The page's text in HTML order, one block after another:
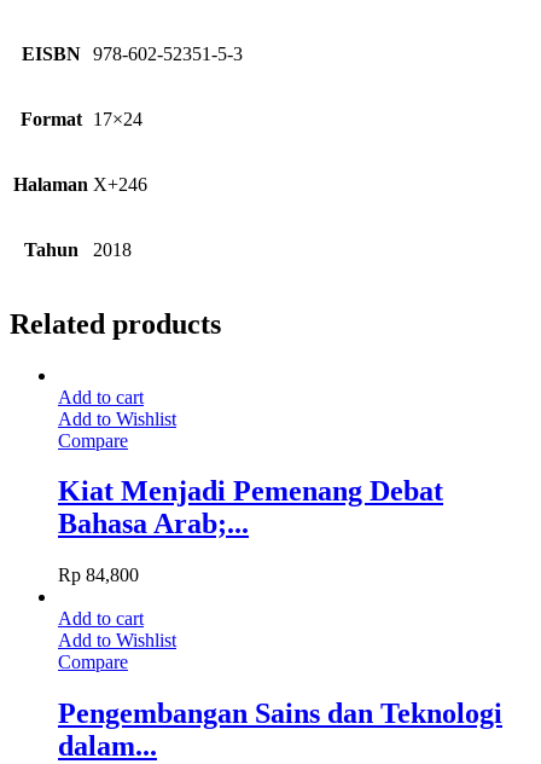
EISBN 978-602-52351-5-3
Format 17×24
Halaman X+246
Tahun 2018
Related products
Add to cart
Add to Wishlist
Compare
Kiat Menjadi Pemenang Debat
Bahasa Arab;...
Rp 84,800
Add to cart
Add to Wishlist
Compare
Pengembangan Sains dan Teknologi
dalam...